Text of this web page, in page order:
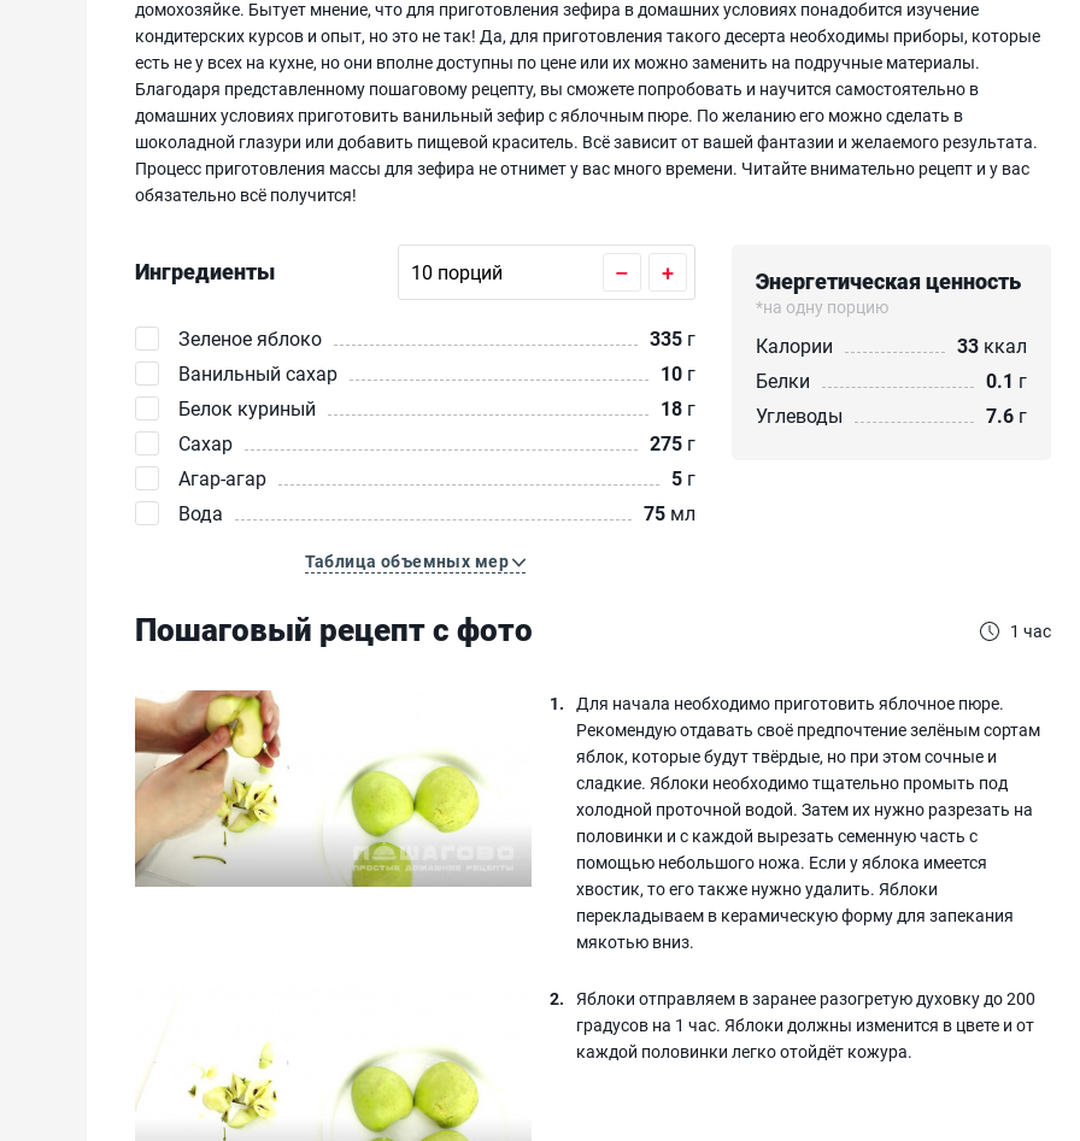
домохозяйке. Бытует мнение, что для приготовления зефира в домашних условиях понадобится изучение
кондитерских курсов и опыт, но это не так! Да, для приготовления такого десерта необходимы приборы, которые
есть не у всех на кухне, но они вполне доступны по цене или их можно заменить на подручные материалы.
Благодаря представленному пошаговому рецепту, вы сможете попробовать и научится самостоятельно в
домашних условиях приготовить ванильный зефир с яблочным пюре. По желанию его можно сделать в
шоколадной глазури или добавить пищевой краситель. Всё зависит от вашей фантазии и желаемого результата.
Процесс приготовления массы для зефира не отнимет у вас много времени. Читайте внимательно рецепт и у вас
обязательно всё получится!
Ингредиенты – +
Зеленое яблоко 335 г
Ванильный сахар
10 г
Белок куриный
18 г
Сахар
275 г
Агар-агар
5 г
Вода
75 мл
Таблица объемных мер
Энергетическая ценность
*на одну порцию
Калории 33 ккал
Белки
0.1 г
Углеводы
7.6 г
Пошаговый рецепт с фото 1 час
Для начала необходимо приготовить яблочное пюре.
Рекомендую отдавать своё предпочтение зелёным сортам
яблок, которые будут твёрдые, но при этом сочные и
сладкие. Яблоки необходимо тщательно промыть под
холодной проточной водой. Затем их нужно разрезать на
половинки и с каждой вырезать семенную часть с
помощью небольшого ножа. Если у яблока имеется
хвостик, то его также нужно удалить. Яблоки
перекладываем в керамическую форму для запекания
мякотью вниз.
Яблоки отправляем в заранее разогретую духовку до 200
градусов на 1 час. Яблоки должны изменится в цвете и от
каждой половинки легко отойдёт кожура.